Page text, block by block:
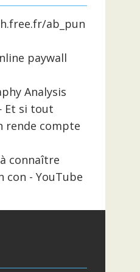
ab_pun
paywall
Analysis
Et si tout
rende compte
connaître
con - YouTube